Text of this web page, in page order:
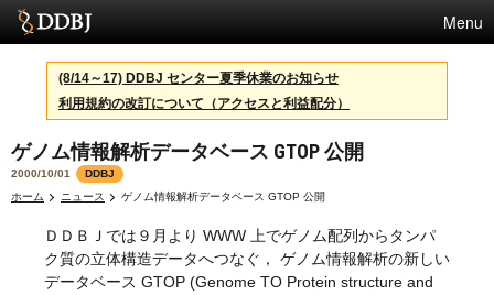
Menu
サービス
スパコン
統計
活動
センターについて
(8/14～17) DDBJ センター夏季休業のお知らせ
利用規約の改訂について（アクセスと利益配分）
ゲノム情報解析データベース GTOP 公開
2000/10/01
DDBJ
ホーム
ニュース ゲノム情報解析データベース GTOP 公開
ＤＤＢＪでは９月より WWW 上でゲノム配列からタンパ
ク質の立体構造データへつなぐ， ゲノム情報解析の新しい
データベース GTOP (Genome TO Protein structure and